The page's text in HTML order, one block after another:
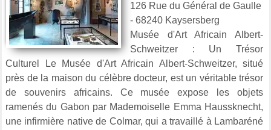
126 Rue du Général de Gaulle
- 68240 Kaysersberg
Musée d'Art Africain Albert-
Schweitzer : Un Trésor
Culturel Le Musée d'Art Africain Albert-Schweitzer, situé
près de la maison du célèbre docteur, est un véritable trésor
de souvenirs africains. Ce musée expose les objets
ramenés du Gabon par Mademoiselle Emma Haussknecht,
une infirmière native de Colmar, qui a travaillé à Lambaréné